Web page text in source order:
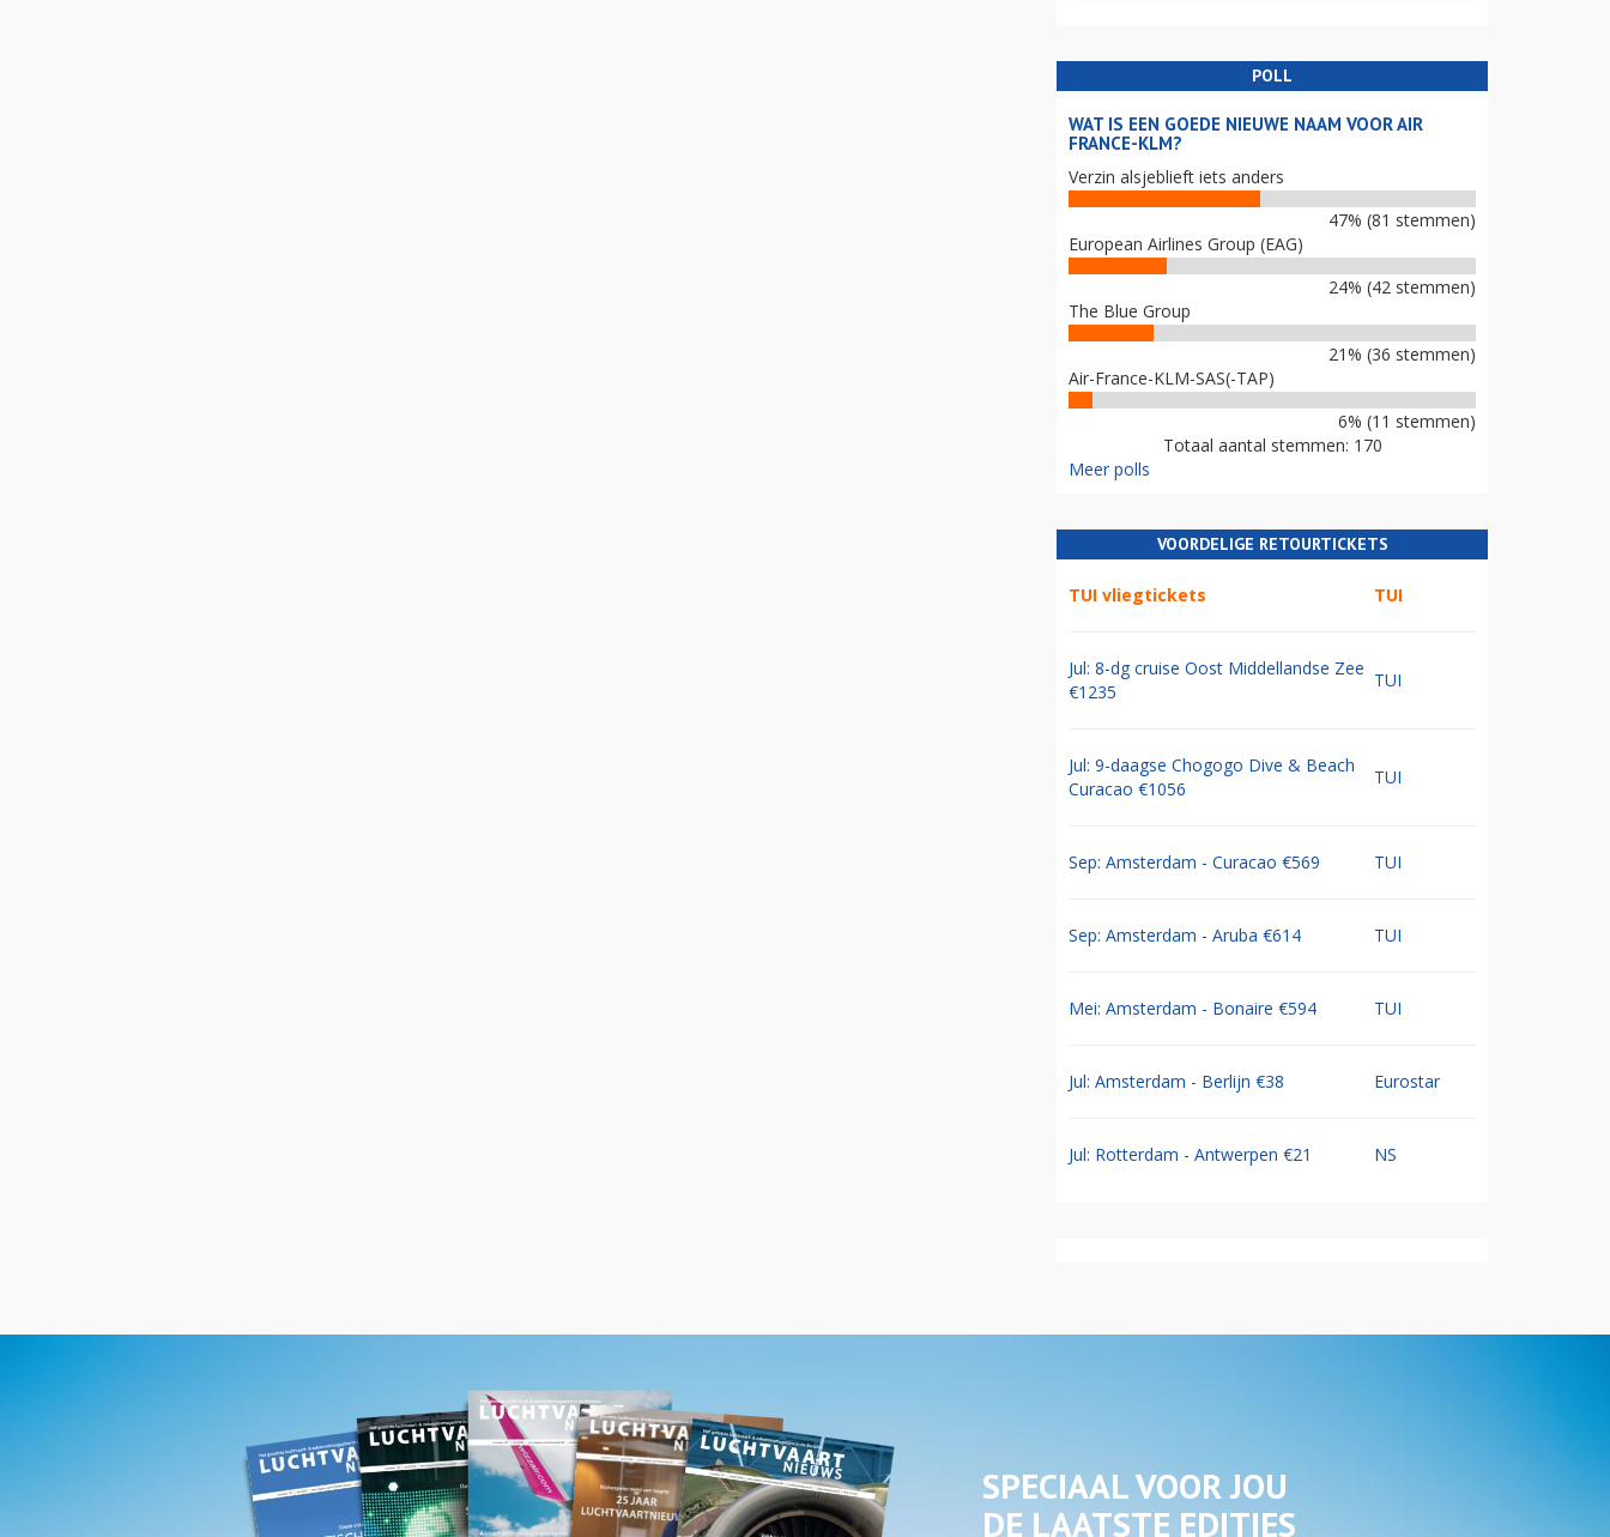
POLL
WAT IS EEN GOEDE NIEUWE NAAM VOOR AIR
FRANCE-KLM?
Verzin alsjeblieft iets anders
47% (81 stemmen)
European Airlines Group (EAG)
24% (42 stemmen)
The Blue Group
21% (36 stemmen)
Air-France-KLM-SAS(-TAP)
6% (11 stemmen)
Totaal aantal stemmen: 170
Meer polls
VOORDELIGE RETOURTICKETS
TUI vliegtickets TUI
Jul: 8-dg cruise Oost Middellandse Zee
€1235
TUI
Jul: 9-daagse Chogogo Dive & Beach
Curacao €1056
TUI
Sep: Amsterdam - Curacao €569 TUI
Sep: Amsterdam - Aruba €614 TUI
Mei: Amsterdam - Bonaire €594 TUI
Jul: Amsterdam - Berlijn €38 Eurostar
Jul: Rotterdam - Antwerpen €21 NS
SPECIAAL VOOR JOU
DE LAATSTE EDITIES